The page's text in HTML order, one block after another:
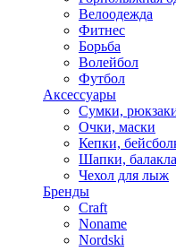
Велоодежда
Фитнес
Борьба
Волейбол
Футбол
Аксессуары
Сумки,
Очки, маски
Кепки,
Шапки,
Чехол для лыж
Бренды
Craft
Noname
Nordski